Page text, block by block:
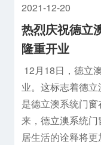
2021-12-20
热烈庆祝德立
隆重开业
12月18日，德立
业。这标志着德
是德立澳系统门
来，德立澳系统
居生活的诠释将